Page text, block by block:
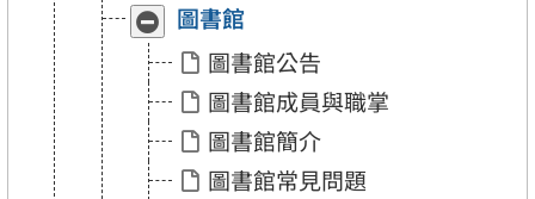
收
合
「圖
館」
展
開
「圖
館」
圖書館
圖書館公告
圖書館成員與職掌
圖書館簡介
圖書館常見問題